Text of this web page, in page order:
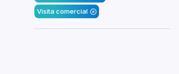
Visita comercial